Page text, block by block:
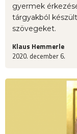
gyermek
tárgyakból
szövegeket.
Klaus Hemmerle
2020. december 6.